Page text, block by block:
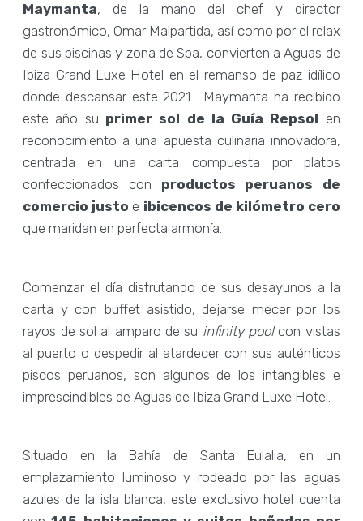
Maymanta, de la mano del chef y director
gastronómico, Omar Malpartida, así como por el relax
de sus piscinas y zona de Spa, convierten a Aguas de
Ibiza Grand Luxe Hotel en el remanso de paz idílico
donde descansar este 2021. Maymanta ha recibido
este año su primer sol de la Guía Repsol en
reconocimiento a una apuesta culinaria innovadora,
centrada en una carta compuesta por platos
confeccionados con productos peruanos de
comercio justo e ibicencos de kilómetro cero
que maridan en perfecta armonía.
Comenzar el día disfrutando de sus desayunos a la
carta y con buffet asistido, dejarse mecer por los
rayos de sol al amparo de su infinity poolcon vistas
al puerto o despedir al atardecer con sus auténticos
piscos peruanos, son algunos de los intangibles e
imprescindibles de Aguas de Ibiza Grand Luxe Hotel.
Situado en la Bahía de Santa Eulalia, en un
emplazamiento luminoso y rodeado por las aguas
azules de la isla blanca, este exclusivo hotel cuenta